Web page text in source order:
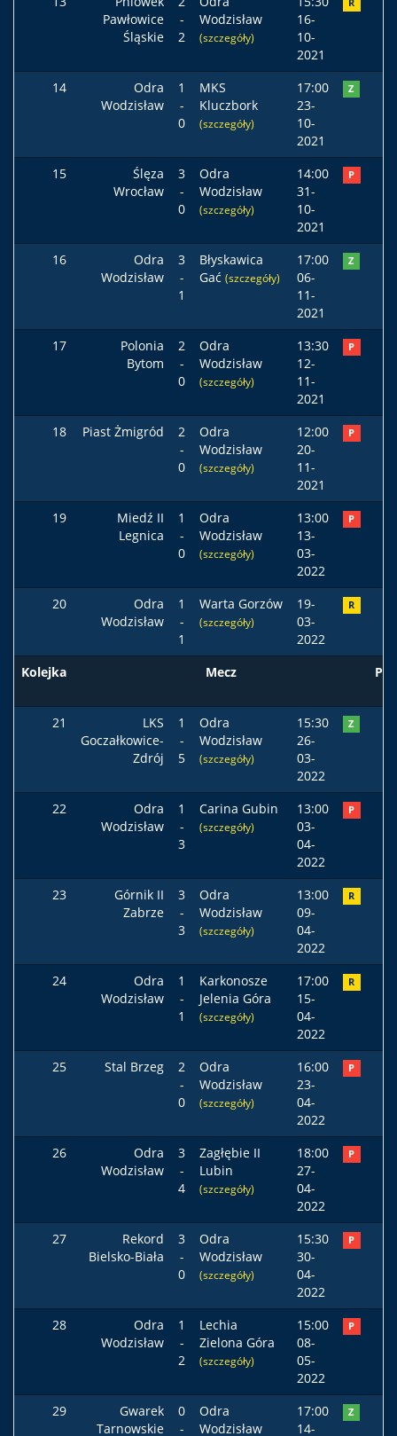
Pawłowice
Śląskie
-
2
Wodzisław
(szczegóły)
16-
10-
2021
R
14
Odra
Wodzisław
1
-
0
MKS
Kluczbork
(szczegóły)
17:00
23-
10-
2021
Z
15
Ślęza
Wrocław
3
-
0
Odra
Wodzisław
(szczegóły)
14:00
31-
10-
2021
P
16
Odra
Wodzisław
3
-
1
Błyskawica
Gać (szczegóły)
17:00
06-
11-
2021
Z
17
Polonia
Bytom
2
-
0
Odra
Wodzisław
(szczegóły)
13:30
12-
11-
2021
P
18 Piast Żmigród
2
-
0
Odra
Wodzisław
(szczegóły)
12:00
20-
11-
2021
P
19
Miedź II
Legnica
1
-
0
Odra
Wodzisław
(szczegóły)
13:00
13-
03-
2022
P
20
Odra
Wodzisław
1
-
1
Warta Gorzów
(szczegóły)
19-
03-
2022
R
Kolejka Mecz
21
LKS
Goczałkowice-
Zdrój
1
-
5
Odra
Wodzisław
(szczegóły)
15:30
26-
03-
2022
Z
22
Odra
Wodzisław
1
-
3
Carina Gubin
(szczegóły)
13:00
03-
04-
2022
P
23
Górnik II
Zabrze
3
-
3
Odra
Wodzisław
(szczegóły)
13:00
09-
04-
2022
R
24
Odra
Wodzisław
1
-
1
Karkonosze
Jelenia Góra
(szczegóły)
17:00
15-
04-
2022
R
25 Stal Brzeg
2
-
0
Odra
Wodzisław
(szczegóły)
16:00
23-
04-
2022
P
26
Odra
Wodzisław
3
-
4
Zagłębie II
Lubin
(szczegóły)
18:00
27-
04-
2022
P
27
Rekord
Bielsko-Biała
3
-
0
Odra
Wodzisław
(szczegóły)
15:30
30-
04-
2022
P
28
Odra
Wodzisław
1
-
2
Lechia
Zielona Góra
(szczegóły)
15:00
08-
05-
2022
P
29
Gwarek
Tarnowskie
0
-
Odra
Wodzisław
17:00
14-
Z